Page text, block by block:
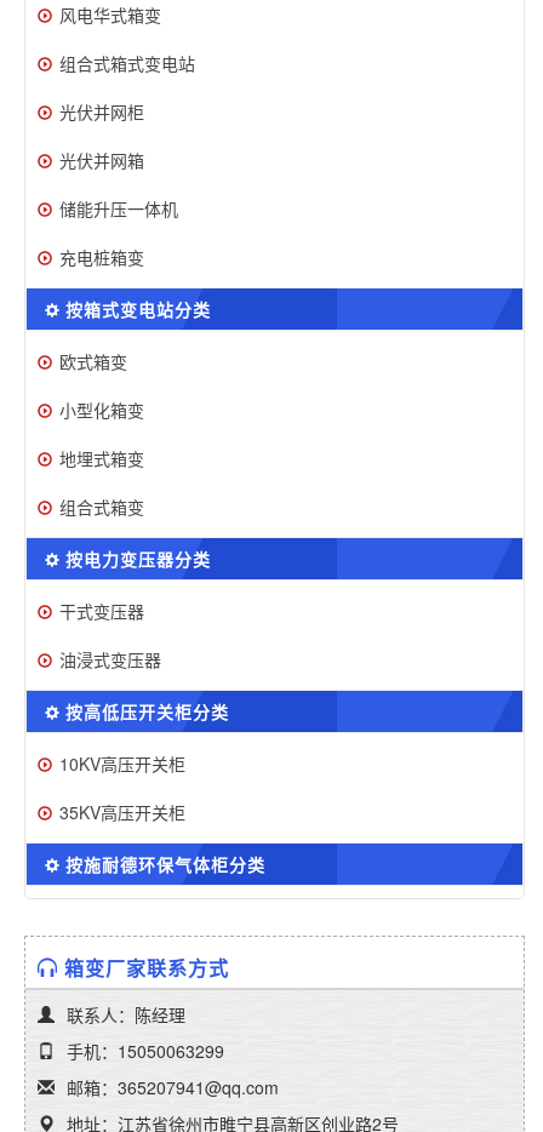
风电华式箱变
组合式箱式变电站
光伏并网柜
光伏并网箱
储能升压一体机
充电桩箱变
按箱式变电站分类
欧式箱变
小型化箱变
地埋式箱变
组合式箱变
按电力变压器分类
干式变压器
油浸式变压器
按高低压开关柜分类
10KV高压开关柜
35KV高压开关柜
按施耐德环保气体柜分类
箱变厂家联系方式
联系人：陈经理
手机：15050063299
邮箱：365207941@qq.com
地址：江苏省徐州市睢宁县高新区创业路2号